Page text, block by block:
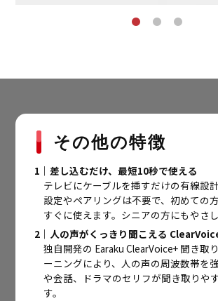
その他の特徴
1｜差し込むだけ、最短10秒で使える
テレビにケーブルを挿すだけの有線設
設定やペアリングは不要で、初めての
すぐに使えます。シニアの方にもやさ
2｜人の声がくっきり聞こえる
独自開発の Earaku ClearVoice+ 聞き取
ーニングにより、人の声の周波数帯を
や会話、ドラマのセリフが聞き取りや
す。